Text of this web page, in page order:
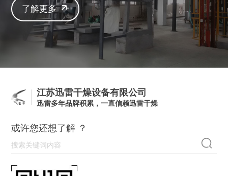
了解更多
江苏迅雷干燥设备有限公司
迅雷多年品牌积累，一直信赖迅雷干燥
或许您还想了解 ？